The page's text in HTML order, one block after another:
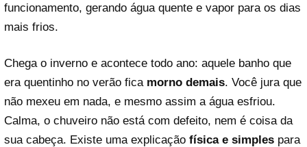
funcionamento, gerando água quente e vapor para os dias
mais frios.
Chega o inverno e acontece todo ano: aquele banho que
era quentinho no verão fica morno demais. Você jura que
não mexeu em nada, e mesmo assim a água esfriou.
Calma, o chuveiro não está com defeito, nem é coisa da
sua cabeça. Existe uma explicação física e simples para